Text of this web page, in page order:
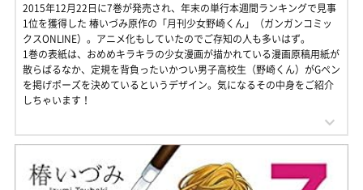
2015年12月22日に7巻が発売され、年末の単行本週間ランキングで見事
1位を獲得した 椿いづみ原作の「月刊少女野崎くん」（ガンガンコミッ
クスONLINE）。アニメ化もしていたのでご存知の人も多いはず。
1巻の表紙は、おめめキラキラの少女漫画が描かれている漫画原稿用紙が
散らばるなか、定規を背負ったいかつい男子高校生（野崎くん）がGペン
を掲げポーズを決めているというデザイン。気になるその中身をご紹介
しちゃいます！